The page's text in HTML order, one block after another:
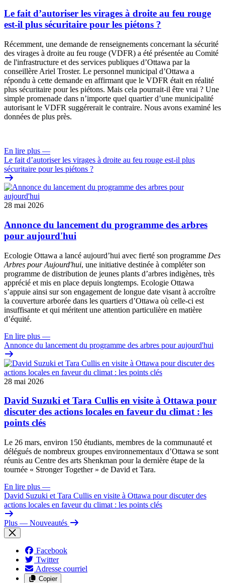
Le fait d’autoriser les virages à droite au feu rouge
est-il plus sécuritaire pour les piétons ?
Récemment, une demande de renseignements concernant la sécurité
des virages à droite au feu rouge (VDFR) a été présentée au Comité
de l'infrastructure et des services publiques d’Ottawa par la
conseillère Ariel Troster. Le personnel municipal d’Ottawa a
répondu à cette demande en affirmant que le VDFR était en réalité
plus sécuritaire pour les piétons. Mais cela pourrait-il être vrai ? Une
simple promenade dans n’importe quel quartier d’une municipalité
autorisant le VDFR suggérerait le contraire. Nous avons examiné les
données de plus près.
En lire plus —
Le fait d’autoriser les virages à droite au feu rouge est-il plus
sécuritaire pour les piétons ?
28 mai 2026
Annonce du lancement du programme des arbres
pour aujourd'hui
Ecologie Ottawa a lancé aujourd’hui avec fierté son programme Des
Arbres pour Aujourd'hui, une initiative destinée à compléter son
programme de distribution de jeunes plants d’arbres indigènes, très
apprécié et mis en place depuis longtemps. Ecologie Ottawa
s’appuie ainsi sur son engagement de longue date visant à accroître
la couverture arborée dans les quartiers d’Ottawa où celle-ci est
insuffisante et qui méritent une attention particulière en matière
d’équité.
En lire plus —
Annonce du lancement du programme des arbres pour aujourd'hui
28 mai 2026
David Suzuki et Tara Cullis en visite à Ottawa pour
discuter des actions locales en faveur du climat : les
points clés
Le 26 mars, environ 150 étudiants, membres de la communauté et
délégués de nombreux groupes environnementaux d’Ottawa se sont
réunis au Centre des arts Shenkman pour la dernière étape de la
tournée « Stronger Together » de David et Tara.
En lire plus —
David Suzuki et Tara Cullis en visite à Ottawa pour discuter des
actions locales en faveur du climat : les points clés
Plus — Nouveautés
Facebook
Twitter
Adresse courriel
Copier